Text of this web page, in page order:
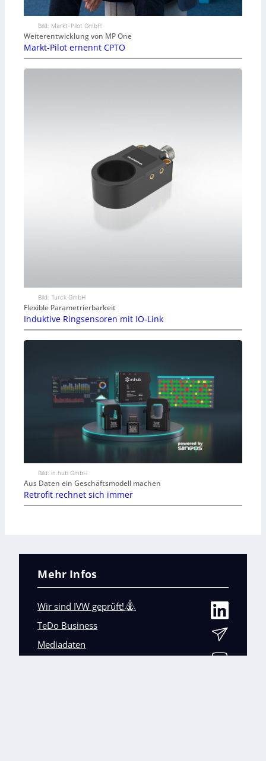
Bild: Markt-Pilot GmbH
Weiterentwicklung von MP One
Markt-Pilot ernennt CPTO
Bild: Turck GmbH
Flexible Parametrierbarkeit
Induktive Ringsensoren mit IO-Link
Bild: in.hub GmbH
Aus Daten ein Geschäftsmodell machen
Retrofit rechnet sich immer
Mehr Infos
Wir sind IVW geprüft!
TeDo Business
Mediadaten